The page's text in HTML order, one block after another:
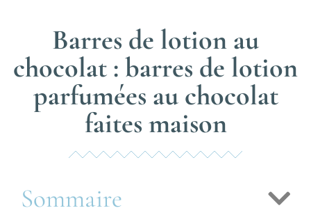
Barres de lotion au
chocolat : barres de lotion
parfumées au chocolat
faites maison
Sommaire